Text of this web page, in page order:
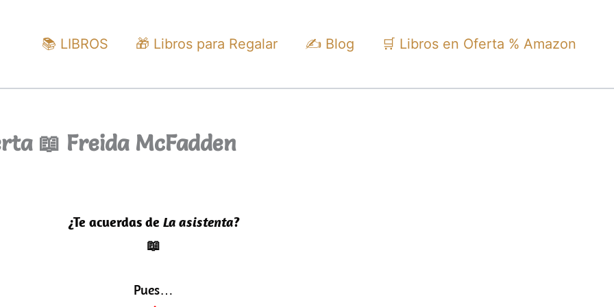
📚 LIBROS 🎁 Libros para Regalar ✍️ Blog 🛒 Libros en Oferta % Amazon
📖 Freida McFadden
¿Te acuerdas de La asistenta?
📖
Pues…